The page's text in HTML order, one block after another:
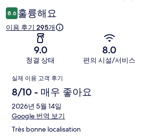
용
후
8.6 훌륭해요
이용 후기 295개
9.0
청결 상태
8.0
편의 시설/서비스
이
용
후
기
실제 이용 고객 후기
8/10 - 매우 좋아요
2026년 5월 14일
Google 번역 보기
Très bonne localisation